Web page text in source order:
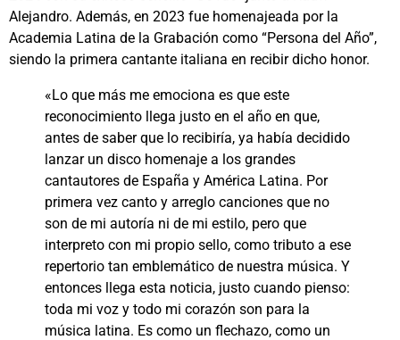
Alejandro. Además, en 2023 fue homenajeada por la
Academia Latina de la Grabación como “Persona del Año”,
siendo la primera cantante italiana en recibir dicho honor.
«Lo que más me emociona es que este
reconocimiento llega justo en el año en que,
antes de saber que lo recibiría, ya había decidido
lanzar un disco homenaje a los grandes
cantautores de España y América Latina. Por
primera vez canto y arreglo canciones que no
son de mi autoría ni de mi estilo, pero que
interpreto con mi propio sello, como tributo a ese
repertorio tan emblemático de nuestra música. Y
entonces llega esta noticia, justo cuando pienso:
toda mi voz y todo mi corazón son para la
música latina. Es como un flechazo, como un